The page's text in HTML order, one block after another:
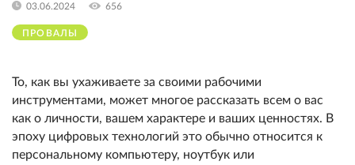
ПРОВАЛЫ
03.06.2024 656
То, как вы ухаживаете за своими рабочими
инструментами, может многое рассказать всем о вас
как о личности, вашем характере и ваших ценностях. В
эпоху цифровых технологий это обычно относится к
персональному компьютеру, ноутбук или